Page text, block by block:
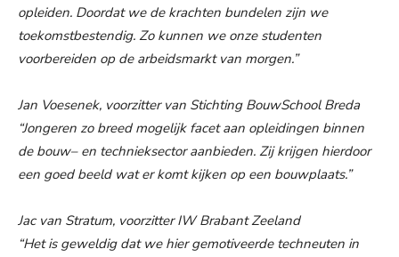
opleiden. Doordat we de krachten bundelen zijn we
toekomstbestendig. Zo kunnen we onze studenten
voorbereiden op de arbeidsmarkt van morgen.”
Jan Voesenek, voorzitter van Stichting BouwSchool Breda
“Jongeren zo breed mogelijk facet aan opleidingen binnen
de bouw– en technieksector aanbieden. Zij krijgen hierdoor
een goed beeld wat er komt kijken op een bouwplaats.”
Jac van Stratum, voorzitter IW Brabant Zeeland
“Het is geweldig dat we hier gemotiveerde techneuten in